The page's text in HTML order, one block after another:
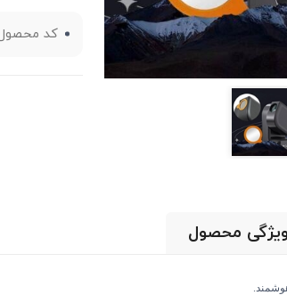
کد
ویژگی محصول